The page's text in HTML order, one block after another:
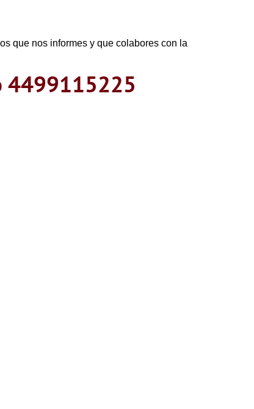
que nos informes y que colabores con la
4499115225